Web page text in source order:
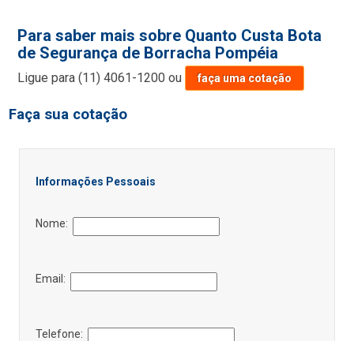
Para saber mais sobre Quanto Custa Bota
de Segurança de Borracha Pompéia
Ligue para(11) 4061-1200 ou faça uma cotação
Faça sua cotação
Informações Pessoais
Nome:
Email:
Telefone: